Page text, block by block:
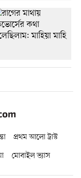
প্রথম আলো ট্রাস্ট
মোবাইল ভ্যাস